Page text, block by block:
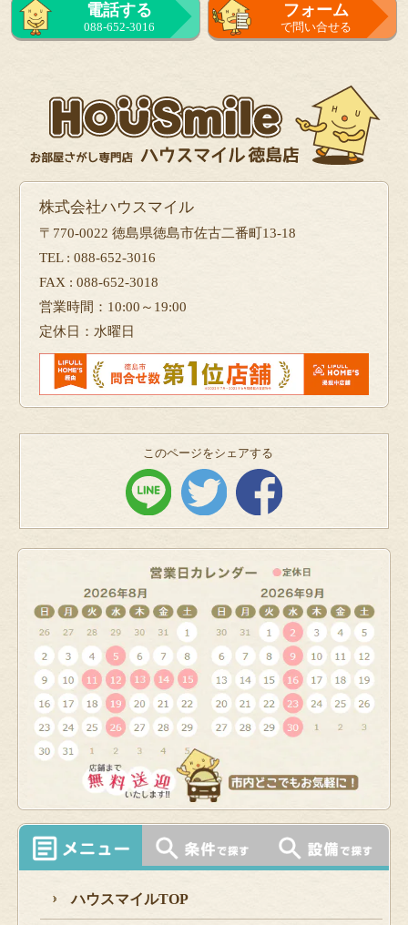
電話する
088-652-3016
フォーム
で問い合せる
株式会社ハウスマイル
〒770-0022 徳島県徳島市佐古二番町13-18
TEL : 088-652-3016
FAX : 088-652-3018
営業時間：10:00～19:00
定休日：水曜日
このページをシェアする
ハウスマイルTOP